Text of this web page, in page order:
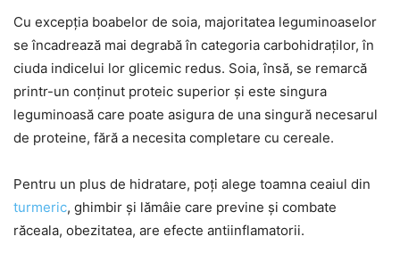
Cu excepția boabelor de soia, majoritatea leguminoaselor
se încadrează mai degrabă în categoria carbohidraților, în
ciuda indicelui lor glicemic redus. Soia, însă, se remarcă
printr-un conținut proteic superior și este singura
leguminoasă care poate asigura de una singură necesarul
de proteine, fără a necesita completare cu cereale.
Pentru un plus de hidratare, poți alege toamna ceaiul din
turmeric, ghimbir și lămâie care previne și combate
răceala, obezitatea, are efecte antiinflamatorii.